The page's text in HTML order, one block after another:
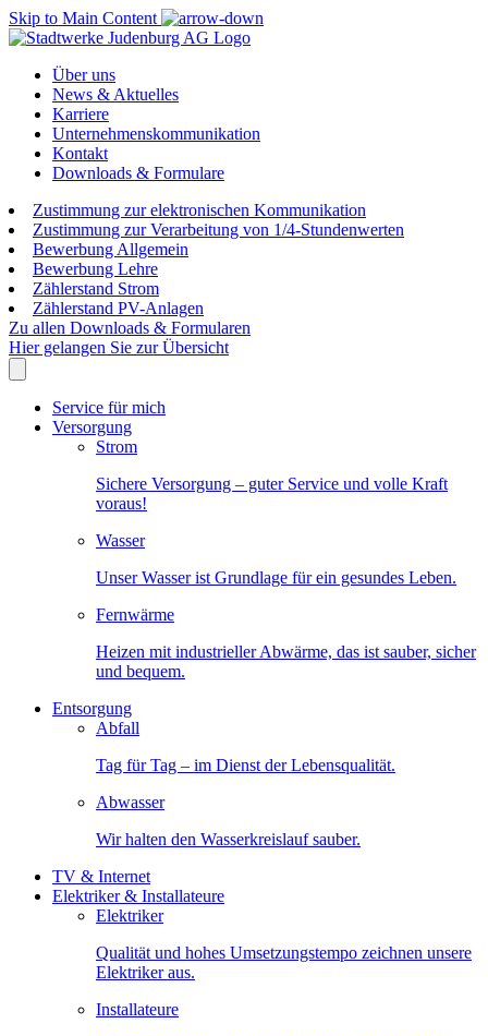
Skip to Main Content
Über uns
News & Aktuelles
Karriere
Unternehmenskommunikation
Kontakt
Downloads & Formulare
Zustimmung zur elektronischen Kommunikation
Zustimmung zur Verarbeitung von 1/4-Stundenwerten
Bewerbung Allgemein
Bewerbung Lehre
Zählerstand Strom
Zählerstand PV-Anlagen
Zu allen Downloads & Formularen
Hier gelangen Sie zur Übersicht
Service für mich
Versorgung
Strom
Sichere Versorgung – guter Service und volle Kraft
voraus!
Wasser
Unser Wasser ist Grundlage für ein gesundes Leben.
Fernwärme
Heizen mit industrieller Abwärme, das ist sauber, sicher
und bequem.
Entsorgung
Abfall
Tag für Tag – im Dienst der Lebensqualität.
Abwasser
Wir halten den Wasserkreislauf sauber.
TV & Internet
Elektriker & Installateure
Elektriker
Qualität und hohes Umsetzungstempo zeichnen unsere
Elektriker aus.
Installateure